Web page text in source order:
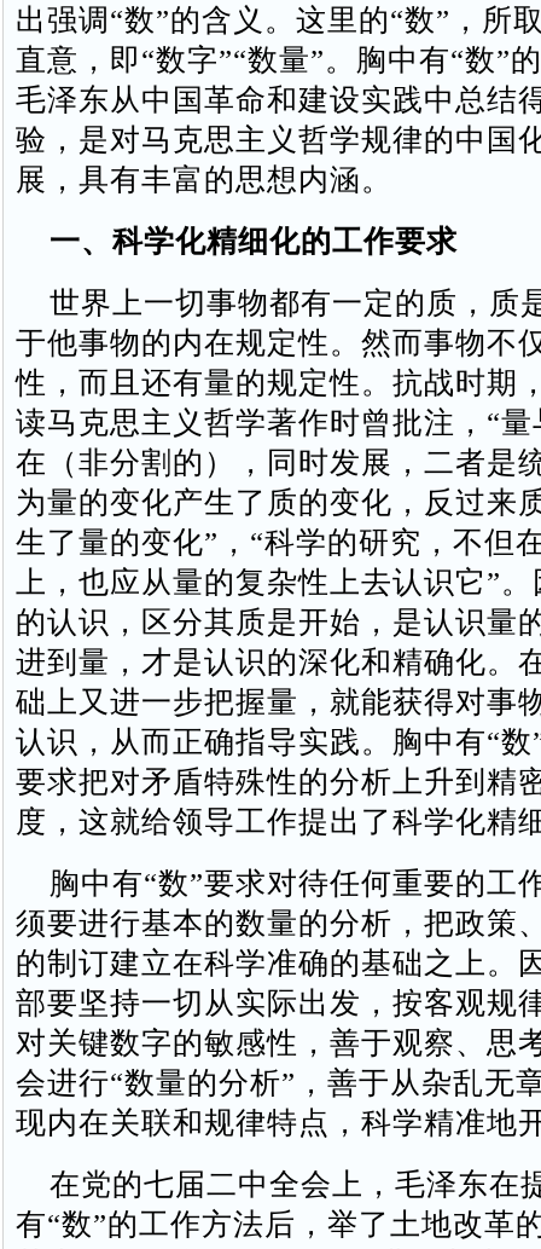
出强调“数”的含义。这里的“数”，所
直意，即“数字”“数量”。胸中有“数”
毛泽东从中国革命和建设实践中总结
验，是对马克思主义哲学规律的中国
展，具有丰富的思想内涵。
一、科学化精细化的工作要求
世界上一切事物都有一定的质，质
于他事物的内在规定性。然而事物不
性，而且还有量的规定性。抗战时期
读马克思主义哲学著作时曾批注，“
在（非分割的），同时发展，二者是
为量的变化产生了质的变化，反过来
生了量的变化”，“科学的研究，不但
上，也应从量的复杂性上去认识它”
的认识，区分其质是开始，是认识量
进到量，才是认识的深化和精确化。
础上又进一步把握量，就能获得对事
认识，从而正确指导实践。胸中有“数
要求把对矛盾特殊性的分析上升到精
度，这就给领导工作提出了科学化精
胸中有“数”要求对待任何重要的工
须要进行基本的数量的分析，把政策
的制订建立在科学准确的基础之上。
部要坚持一切从实际出发，按客观规
对关键数字的敏感性，善于观察、思
会进行“数量的分析”，善于从杂乱无
现内在关联和规律特点，科学精准地
在党的七届二中全会上，毛泽东在
有“数”的工作方法后，举了土地改革